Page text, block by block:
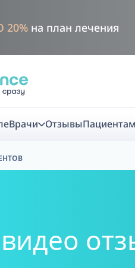
20% на план лечения
Врачи ОтзывыПациентам
Комплекс
скидка
Smile VR -